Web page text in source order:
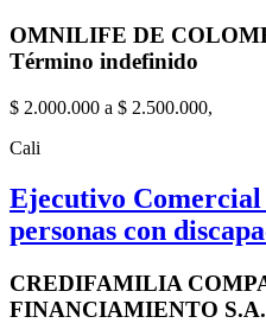
OMNILIFE DE
Término indefinido
$ 2.000.000 a $ 2.500.000,
Cali
Ejecutivo
personas con
CREDIFAMILIA
FINANCIAMIENTO